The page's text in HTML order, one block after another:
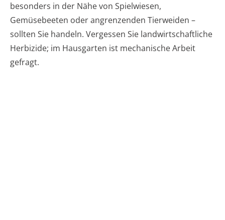
besonders in der Nähe von Spielwiesen,
Gemüsebeeten oder angrenzenden Tierweiden –
sollten Sie handeln. Vergessen Sie landwirtschaftliche
Herbizide; im Hausgarten ist mechanische Arbeit
gefragt.